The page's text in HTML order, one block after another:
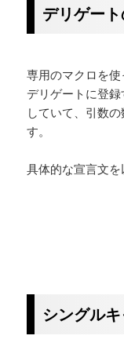
デリゲー
専用のマクロを使
デリゲートに登
していて、引数
す。
具体的な宣言文を
シングル